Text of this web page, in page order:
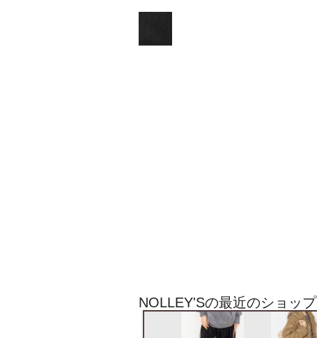
NOLLEY'Sの最近のショッ